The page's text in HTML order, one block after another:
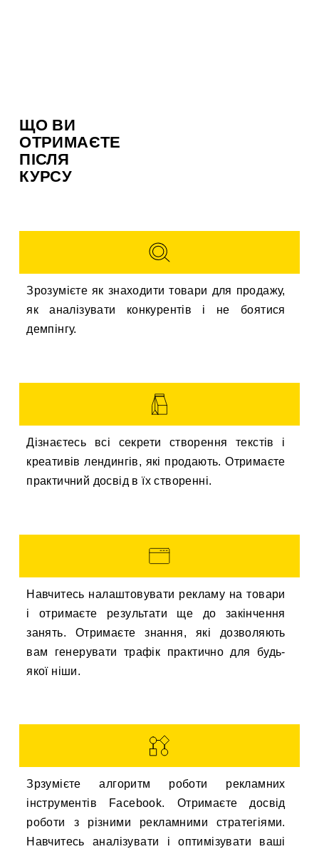
ЩО ВИ
ОТРИМАЄТЕ
ПІСЛЯ
КУРСУ
Зрозумієте як знаходити товари для продажу,
як аналізувати конкурентів і не боятися
демпінгу.
Дізнаєтесь всі секрети створення текстів і
креативів лендингів, які продають. Отримаєте
практичний досвід в їх створенні.
Навчитесь налаштовувати рекламу на товари
і отримаєте результати ще до закінчення
занять. Отримаєте знання, які дозволяють
вам генерувати трафік практично для будь-
якої ніши.
Зрзумієте алгоритм роботи рекламних
інструментів Facebook. Отримаєте досвід
роботи з різними рекламними стратегіями.
Навчитесь аналізувати і оптимізувати ваші